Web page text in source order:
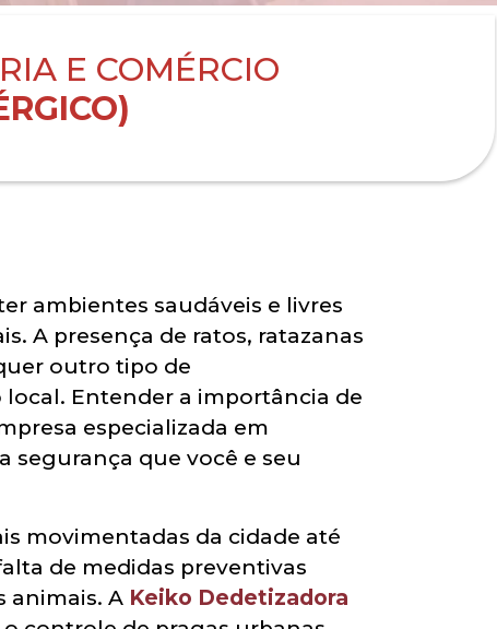
E COMÉRCIO
ambientes saudáveis e livres
A presença de ratos, ratazanas
outro tipo de
Entender a importância de
especializada em
segurança que você e seu
movimentadas da cidade até
de medidas preventivas
animais. A Keiko Dedetizadora